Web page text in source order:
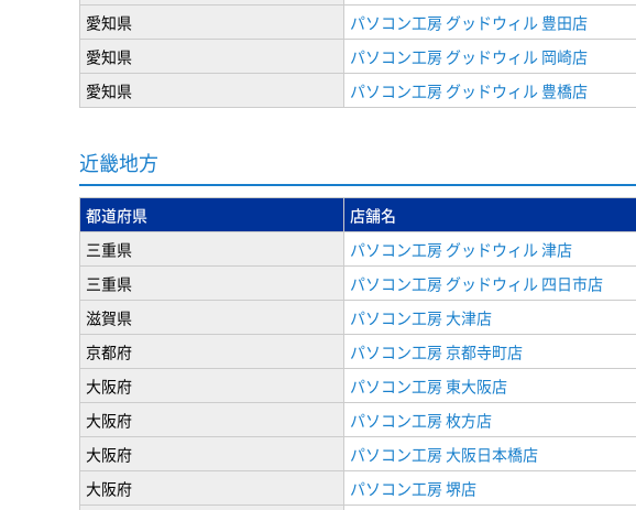
愛知県
パソコン工房 グッドウィル 豊田店
愛知県
パソコン工房 グッドウィル 岡崎店
愛知県
パソコン工房 グッドウィル 豊橋店
近畿地方
都道府県 店舗名
三重県
パソコン工房 グッドウィル 津店
三重県
パソコン工房 グッドウィル 四日市店
滋賀県
パソコン工房 大津店
京都府
パソコン工房 京都寺町店
大阪府
パソコン工房 東大阪店
大阪府
パソコン工房 枚方店
大阪府
パソコン工房 大阪日本橋店
大阪府
パソコン工房 堺店